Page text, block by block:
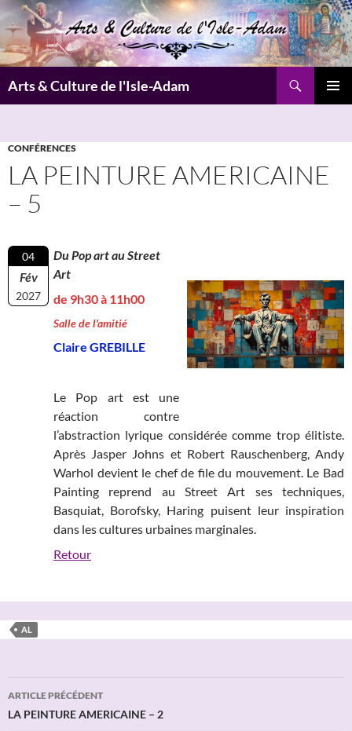
Aller
au
contenu
Arts & Culture de l'Isle-Adam
CONFÉRENCES
LA PEINTURE AMERICAINE
– 5
04
Fév
2027
Du Pop art au Street
Art
de 9h30 à 11h00
Salle de l'amitié
Claire GREBILLE
Le Pop art est une
réaction contre
l’abstraction lyrique considérée comme trop élitiste.
Après Jasper Johns et Robert Rauschenberg, Andy
Warhol devient le chef de file du mouvement. Le Bad
Painting reprend au Street Art ses techniques,
Basquiat, Borofsky, Haring puisent leur inspiration
dans les cultures urbaines marginales.
Retour
AL
Navigation
des
ARTICLE PRÉCÉDENT
LA PEINTURE AMERICAINE – 2